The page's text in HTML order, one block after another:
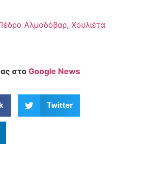
Αλμοδόβαρ,Χουλιέτα
στοGoogle News
Twitter